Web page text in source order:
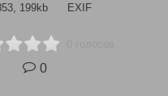
199kb
EXIF
0